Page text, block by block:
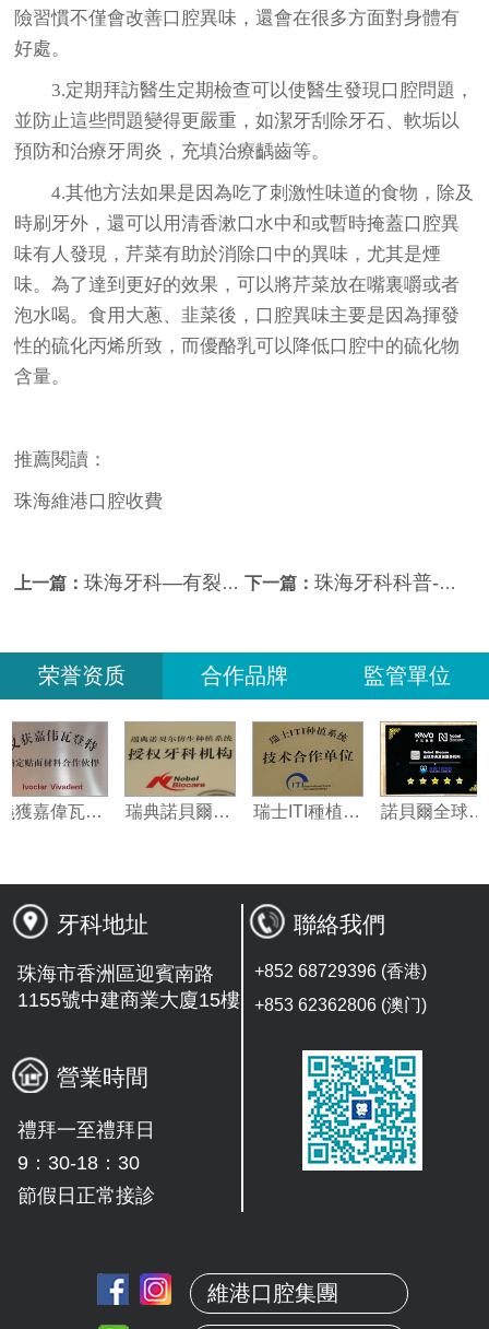
險習慣不僅會改善口腔異味，還會在很多方面對身體有
好處。
3.定期拜訪醫生定期檢查可以使醫生發現口腔問題，
並防止這些問題變得更嚴重，如潔牙刮除牙石、軟垢以
預防和治療牙周炎，充填治療齲齒等。
4.其他方法如果是因為吃了刺激性味道的食物，除及
時刷牙外，還可以用清香漱口水中和或暫時掩蓋口腔異
味有人發現，芹菜有助於消除口中的異味，尤其是煙
味。為了達到更好的效果，可以將芹菜放在嘴裏嚼或者
泡水喝。食用大蔥、韭菜後，口腔異味主要是因為揮發
性的硫化丙烯所致，而優酪乳可以降低口腔中的硫化物
含量。
推薦閱讀：
珠海維港口腔收費
上一篇：珠海牙科—有裂縫的門牙還能用幾年？ 下一篇： 珠海牙科科普-為什麼健康人也會有口腔異味？
荣誉资质 合作品牌 監管單位
牙科地址
珠海市香洲區迎賓南路
1155號中建商業大廈15樓
營業時間
禮拜一至禮拜日
9：30-18：30
節假日正常接診
維港口腔集團
聯絡我們
+852 68729396 (香港)
+853 62362806 (澳门)